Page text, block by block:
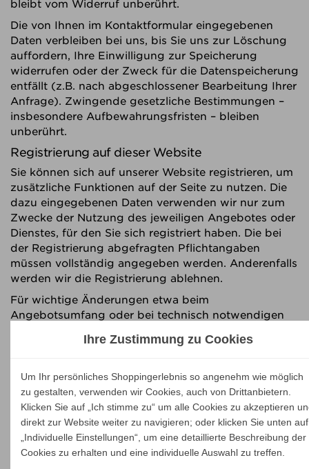
bleibt vom Widerruf unberührt.
Die von Ihnen im Kontaktformular eingegebenen
Daten verbleiben bei uns, bis Sie uns zur Löschung
auffordern, Ihre Einwilligung zur Speicherung
widerrufen oder der Zweck für die Datenspeicherung
entfällt (z.B. nach abgeschlossener Bearbeitung Ihrer
Anfrage). Zwingende gesetzliche Bestimmungen –
insbesondere Aufbewahrungsfristen – bleiben
unberührt.
Registrierung auf dieser Website
Sie können sich auf unserer Website registrieren, um
zusätzliche Funktionen auf der Seite zu nutzen. Die
dazu eingegebenen Daten verwenden wir nur zum
Zwecke der Nutzung des jeweiligen Angebotes oder
Dienstes, für den Sie sich registriert haben. Die bei
der Registrierung abgefragten Pflichtangaben
müssen vollständig angegeben werden. Anderenfalls
werden wir die Registrierung ablehnen.
Für wichtige Änderungen etwa beim
Angebotsumfang oder bei technisch notwendigen
angegebene E-Mail-Adresse, um Sie auf diesem
Die Verarbeitung der bei der Registrierung
eingegebenen Daten erfolgt auf Grundlage Ihrer
Einwilligung (Art. 6 Abs. 1 lit. a DSGVO). Sie können
eine von Ihnen erteilte Einwilligung jederzeit
widerrufen. Dazu reicht eine formlose Mitteilung per
E-Mail an uns. Die Rechtmäßigkeit der bereits
Ihre Zustimmung zu Cookies
Um Ihr persönliches Shoppingerlebnis so angenehm wie möglich
zu gestalten, verwenden wir Cookies, auch von Drittanbietern.
Klicken Sie auf „Ich stimme zu“ um alle Cookies zu akzeptieren
direkt zur Website weiter zu navigieren; oder klicken Sie unten auf
„Individuelle Einstellungen“, um eine detaillierte Beschreibung der
Cookies zu erhalten und eine individuelle Auswahl zu treffen.